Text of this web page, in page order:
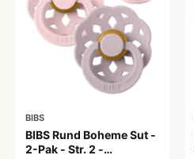
BIBS
BIBS Rund Boheme Sut -
2-Pak - Str. 2 -